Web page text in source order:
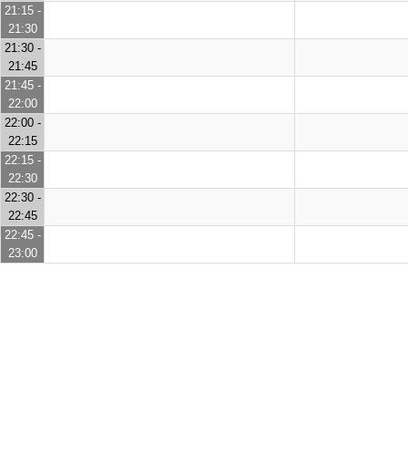
21:15 -
21:30
21:30 -
21:45
21:45 -
22:00
22:00 -
22:15
22:15 -
22:30
22:30 -
22:45
22:45 -
23:00